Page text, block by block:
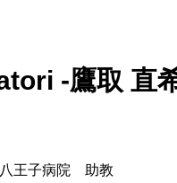
-鷹取 直
王子病院 助教